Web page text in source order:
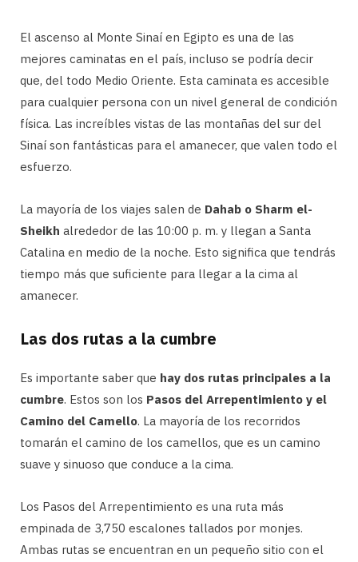
El ascenso al Monte Sinaí en Egipto es una de las
mejores caminatas en el país, incluso se podría decir
que, del todo Medio Oriente. Esta caminata es accesible
para cualquier persona con un nivel general de condición
física. Las increíbles vistas de las montañas del sur del
Sinaí son fantásticas para el amanecer, que valen todo el
esfuerzo.
La mayoría de los viajes salen de Dahab o Sharm el-
Sheikh alrededor de las 10:00 p. m. y llegan a Santa
Catalina en medio de la noche. Esto significa que tendrás
tiempo más que suficiente para llegar a la cima al
amanecer.
Las dos rutas a la cumbre
Es importante saber que hay dos rutas principales a la
cumbre. Estos son los Pasos del Arrepentimiento y el
Camino del Camello. La mayoría de los recorridos
tomarán el camino de los camellos, que es un camino
suave y sinuoso que conduce a la cima.
Los Pasos del Arrepentimiento es una ruta más
empinada de 3,750 escalones tallados por monjes.
Ambas rutas se encuentran en un pequeño sitio con el